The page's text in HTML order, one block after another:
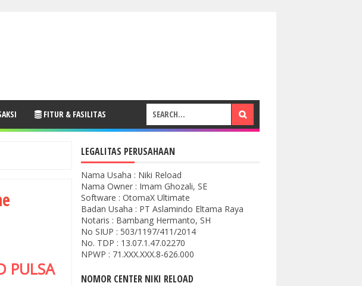
FITUR & FASILITAS
PULSA
LEGALITAS PERUSAHAAN
Nama Usaha : Niki Reload
Nama Owner : Imam Ghozali, SE
Software : OtomaX Ultimate
Badan Usaha : PT Aslamindo Eltama Raya
Notaris : Bambang Hermanto, SH
No SIUP : 503/1197/411/2014
No. TDP : 13.07.1.47.02270
NPWP : 71.XXX.XXX.8-626.000
NOMOR CENTER NIKI RELOAD